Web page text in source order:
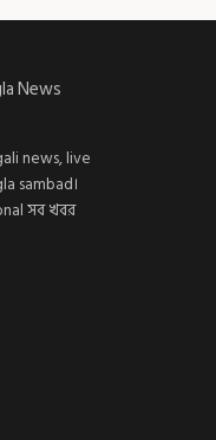
news, live
sambad।
সব খবর